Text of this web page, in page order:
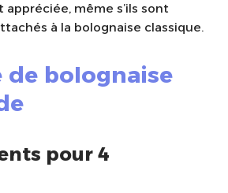
appréciée, même s’ils sont
à la bolognaise classique.
de bolognaise
pour 4